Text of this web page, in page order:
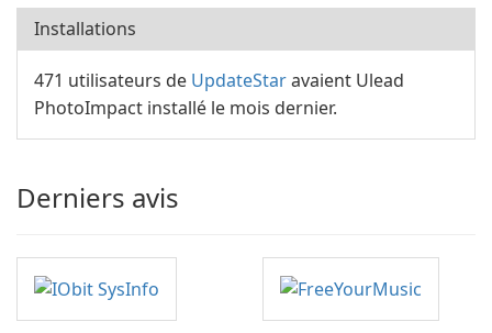
Installations
471 utilisateurs de UpdateStaravaient Ulead
PhotoImpact installé le mois dernier.
Derniers avis